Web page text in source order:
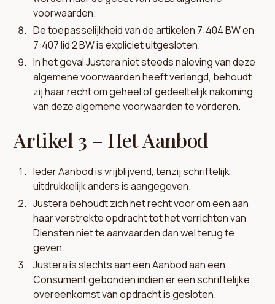
voorwaarden.
De toepasselijkheid van de artikelen 7:404 BW en
7:407 lid 2 BW is expliciet uitgesloten.
In het geval Justera niet steeds naleving van deze
algemene voorwaarden heeft verlangd, behoudt
zij haar recht om geheel of gedeeltelijk nakoming
van deze algemene voorwaarden te vorderen.
Artikel 3 – Het Aanbod
Ieder Aanbod is vrijblijvend, tenzij schriftelijk
uitdrukkelijk anders is aangegeven.
Justera behoudt zich het recht voor om een aan
haar verstrekte opdracht tot het verrichten van
Diensten niet te aanvaarden dan wel terug te
geven.
Justera is slechts aan een Aanbod aan een
Consument gebonden indien er een schriftelijke
overeenkomst van opdracht is gesloten.